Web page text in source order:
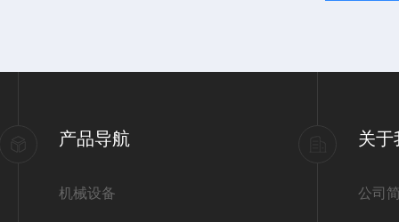
产品导航
机械设备
关于
公司